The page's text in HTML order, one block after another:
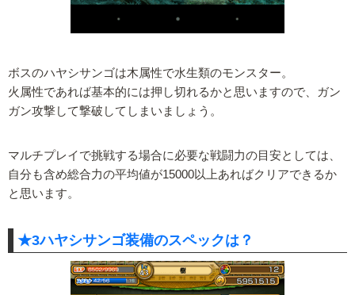
ボスのハヤシサンゴは木属性で水生類のモンスター。
火属性であれば基本的には押し切れるかと思いますので、ガン
ガン攻撃して撃破してしまいましょう。
マルチプレイで挑戦する場合に必要な戦闘力の目安としては、
自分も含め総合力の平均値が15000以上あればクリアできるか
と思います。
★3ハヤシサンゴ装備のスペックは？